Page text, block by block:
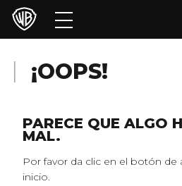
Películas
Franquicias
Colecciones
¡OOPS!
PARECE QUE ALGO
MAL.
Por favor da clic en el botón de
inicio.